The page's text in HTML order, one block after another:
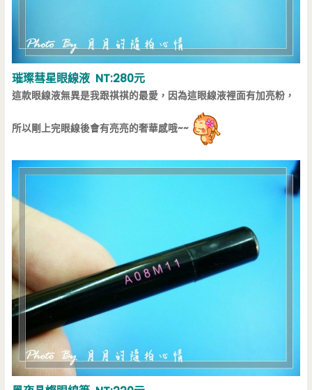
璀璨彗星眼線液 NT:280元
這款眼線液無異是我跟祺祺的最愛，因為這眼線液裡面有加亮粉，
所以剛上完眼線後會有亮亮的奢華感哦~~